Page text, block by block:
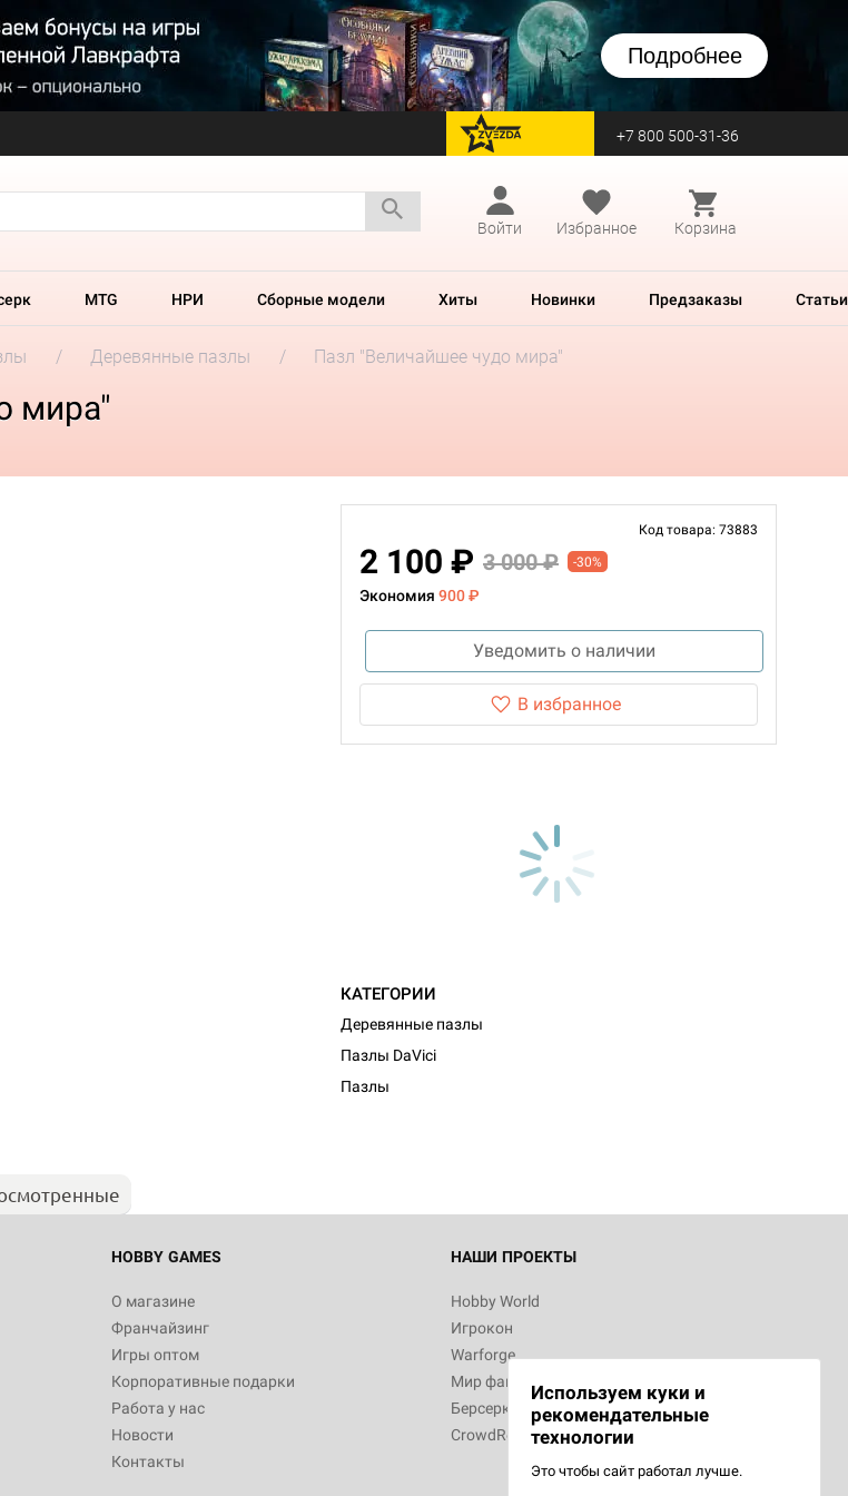
Подробнее
перейти на Zvezda +7 800 500-31-36
Войти
Избранное Корзина
MTG НРИ Сборные модели Хиты Новинки Предзаказы Статьи
Деревянные пазлы Пазл "Величайшее чудо мира"
мира"
Код товара: 73883
2 100 ₽ 3 000 ₽ -30%
Экономия 900 ₽
Уведомить о наличии
В избранное
КАТЕГОРИИ
Деревянные пазлы
Пазлы DaVici
Пазлы
HOBBY GAMES
О магазине
Франчайзинг
Игры оптом
Корпоративные подарки
Работа у нас
Новости
Контакты
НАШИ ПРОЕКТЫ
Hobby World
Игрокон
Warforge
Мир фантастики
Берсерк
CrowdRepublic
Используем куки и
рекомендательные
технологии
Это чтобы сайт работал лучше.